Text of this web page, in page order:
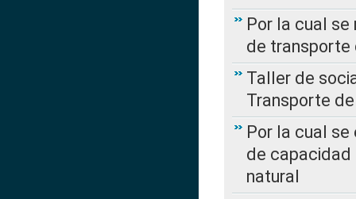
Por la cual
de transporte
Taller de
Transporte
Por la cual
de capacidad
natural